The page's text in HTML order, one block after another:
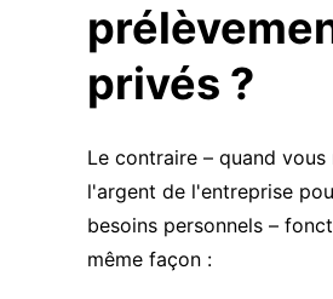
privés ?
Le contraire – quand
l'argent de l'entreprise
besoins personnels –
même façon :